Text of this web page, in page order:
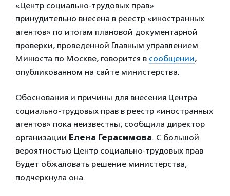
«Центр социально-трудовых прав»
принудительно внесена в реестр «иностранных
агентов» по итогам плановой документарной
проверки, проведенной Главным управлением
Минюста по Москве, говорится в сообщении,
опубликованном на сайте министерства.
Обоснования и причины для внесения Центра
социально-трудовых прав в реестр «иностранных
агентов» пока неизвестны, сообщила директор
организации Елена Герасимова. С большой
вероятностью Центр социально-трудовых прав
будет обжаловать решение министерства,
подчеркнула она.